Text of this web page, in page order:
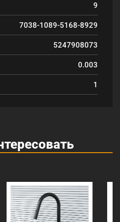
9
7038-1089-5168-8929
5247908073
0.003
1